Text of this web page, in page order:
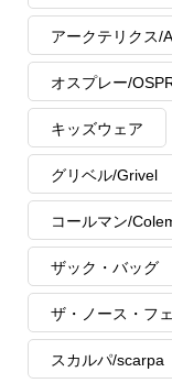
アークテリクス/
オスプレー/
キッズウェア
グリベル/Grivel
コールマン/
ザック・バッグ
ザ・ノース・フ
スカルパ/scarpa